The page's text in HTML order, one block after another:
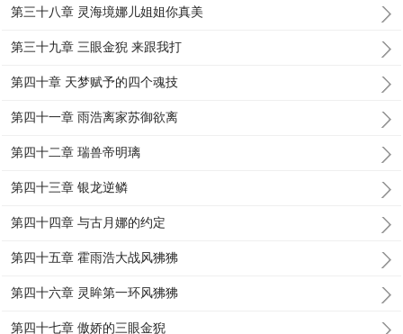
第三十八章 灵海境娜儿姐姐你真美
第三十九章 三眼金猊 来跟我打
第四十章 天梦赋予的四个魂技
第四十一章 雨浩离家苏御欲离
第四十二章 瑞兽帝明璃
第四十三章 银龙逆鳞
第四十四章 与古月娜的约定
第四十五章 霍雨浩大战风狒狒
第四十六章 灵眸第一环风狒狒
第四十七章 傲娇的三眼金猊